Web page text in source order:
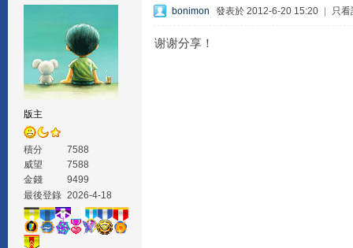
版主
積分
7588
威望
7588
金錢
9499
最後登錄 2026-4-18
bonimon 發表於 2012-6-20 15:20 只看
谢谢分享！